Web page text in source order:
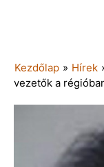
Kezdőlap » Hírek
vezetők a